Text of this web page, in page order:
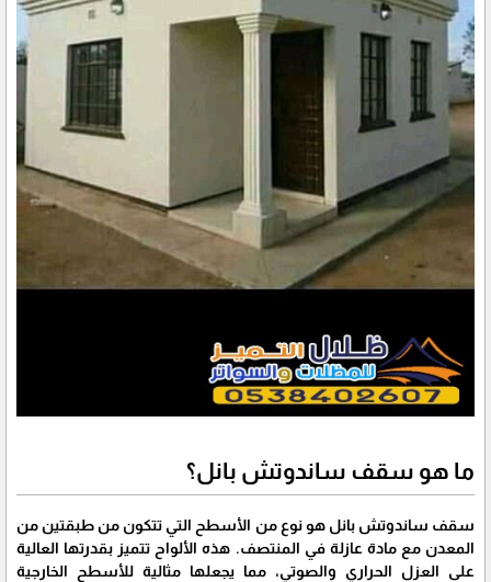
ما هو سقف ساندوتش بانل؟
سقف ساندوتش بانل هو نوع من الأسطح التي تتكون من طبقتين من
المعدن مع مادة عازلة في المنتصف. هذه الألواح تتميز بقدرتها العالية
على العزل الحراري والصوتي، مما يجعلها مثالية للأسطح الخارجية